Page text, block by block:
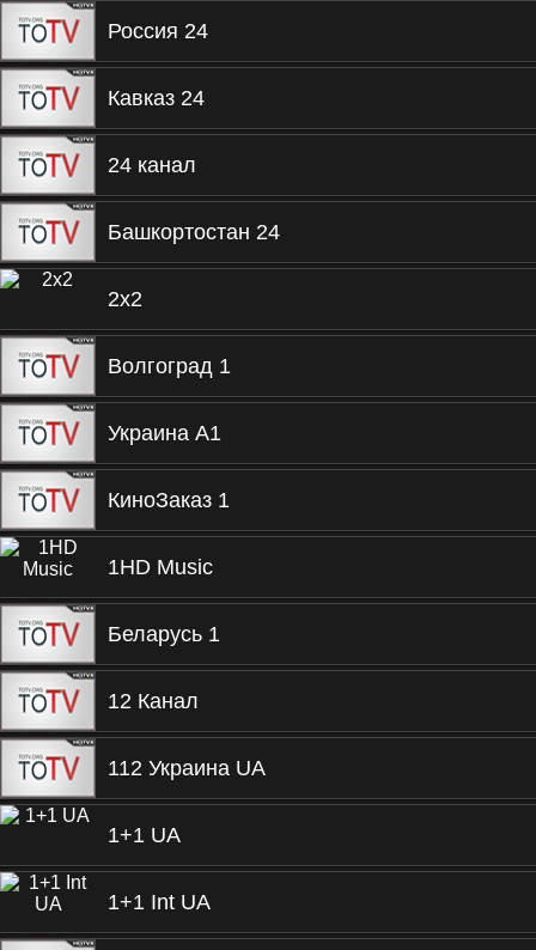
Россия 24
Кавказ 24
24 канал
Башкортостан 24
2x2
Волгоград 1
Украина А1
КиноЗаказ 1
1HD Music
Беларусь 1
12 Канал
112 Украина UA
1+1 UA
1+1 Int UA